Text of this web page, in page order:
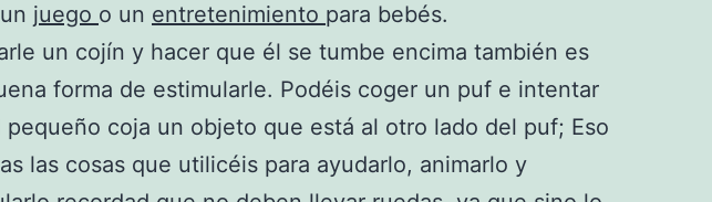
juego o un entretenimiento para bebés.
un cojín y hacer que él se tumbe encima también es
forma de estimularle. Podéis coger un puf e intentar
pequeño coja un objeto que está al otro lado del puf; Eso
las cosas que utilicéis para ayudarlo, animarlo y